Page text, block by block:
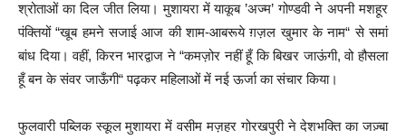
श्रोताओं का दिल जीत लिया। मुशायरा में याकूब ’अज्म’ गोण्डवी ने अपनी मशहूर
पंक्तियों “खूब हमने सजाई आज की शाम-आबरूये ग़ज़ल खुमार के नाम“ से समां
बांध दिया। वहीं, किरन भारद्वाज ने “कमज़ोर नहीं हूँ कि बिखर जाऊंगी, वो हौसला
हूँ बन के संवर जाऊँगी“ पढ़कर महिलाओं में नई ऊर्जा का संचार किया।
फुलवारी पब्लिक स्कूल मुशायरा में वसीम मज़हर गोरखपुरी ने देशभक्ति का जज़्बा